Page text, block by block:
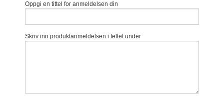
Oppgi en tittel for anmeldelsen din
Skriv inn produktanmeldelsen i feltet under